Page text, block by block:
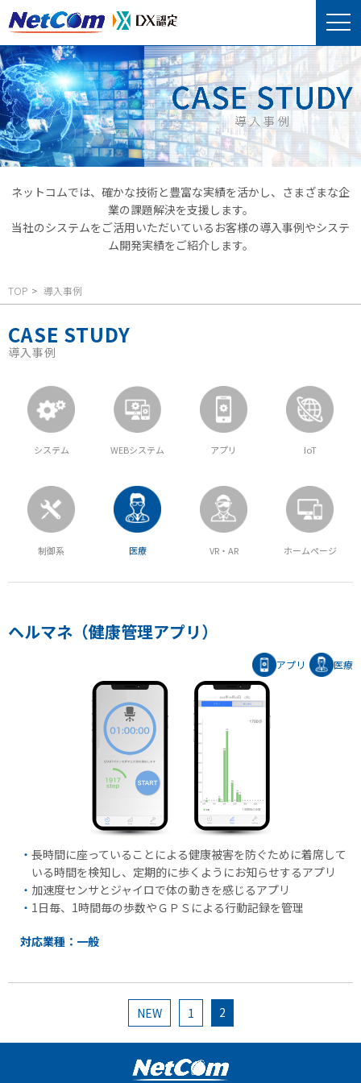
ネットコムでは、確かな技術と豊富な実績を活かし、さまざまな企
業の課題解決を支援します。
当社のシステムをご活用いただいているお客様の導入事例やシステ
ム開発実績をご紹介します。
TOP 導入事例
CASE STUDY
導入事例
システム WEBシステム アプリ IoT
制御系 医療 VR・AR ホームページ
ヘルマネ（健康管理アプリ）
長時間に座っていることによる健康被害を防ぐために着席して
いる時間を検知し、定期的に歩くようにお知らせするアプリ
加速度センサとジャイロで体の動きを感じるアプリ
1日毎、1時間毎の歩数やＧＰＳによる行動記録を管理
対応業種：一般
アプリ 医療
NEW 1 2